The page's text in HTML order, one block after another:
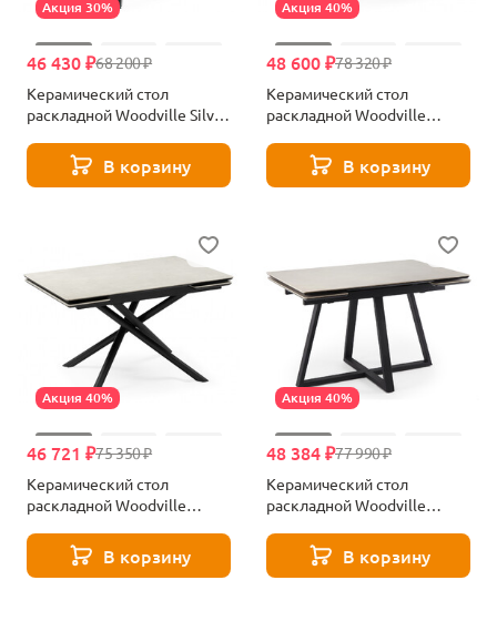
Акция 30%
68 200 ₽
46 430 ₽
Керамический стол
раскладной Woodville Silvi
черный 15862В корзину
Акция 40%
78 320 ₽
48 600 ₽
Керамический стол
раскладной Woodville
carmen light grey / черный
625725
В корзину
Акция 40%
75 350 ₽
46 721 ₽
Керамический стол
раскладной Woodville
light grey / черный 625719
В корзину
Акция 40%
77 990 ₽
48 384 ₽
Керамический стол
раскладной Woodville
carmen light grey / черный
625824
В корзину